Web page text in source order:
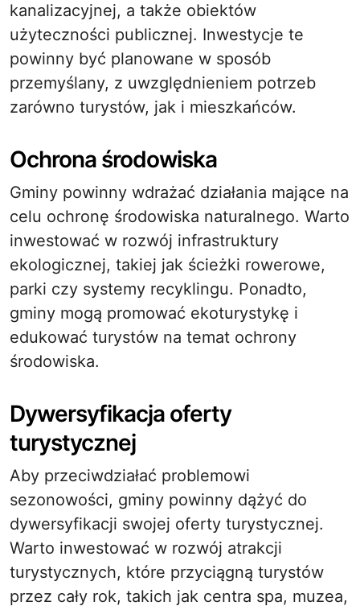
kanalizacyjnej, a także obiektów
użyteczności publicznej. Inwestycje te
powinny być planowane w sposób
przemyślany, z uwzględnieniem potrzeb
zarówno turystów, jak i mieszkańców.
Ochrona środowiska
Gminy powinny wdrażać działania mające na
celu ochronę środowiska naturalnego. Warto
inwestować w rozwój infrastruktury
ekologicznej, takiej jak ścieżki rowerowe,
parki czy systemy recyklingu. Ponadto,
gminy mogą promować ekoturystykę i
edukować turystów na temat ochrony
środowiska.
Dywersyfikacja oferty
turystycznej
Aby przeciwdziałać problemowi
sezonowości, gminy powinny dążyć do
dywersyfikacji swojej oferty turystycznej.
Warto inwestować w rozwój atrakcji
turystycznych, które przyciągną turystów
przez cały rok, takich jak centra spa, muzea,